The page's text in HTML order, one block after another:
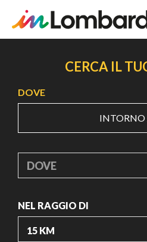
principale
CERCA IL
DOVE
INTORNO
DOVE
NEL RAGGIO DI